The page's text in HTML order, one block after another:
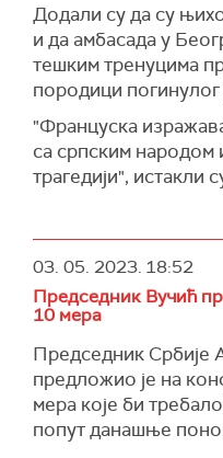
Додали су да су
и да амбасада у
тешким тренуцима
породици
"Француска
са српским народом
трагедији",
03. 05. 2023. 18:52
Председник Вучић
10 мера
Председник Србије
предложио је на
мера које би
попут данашње